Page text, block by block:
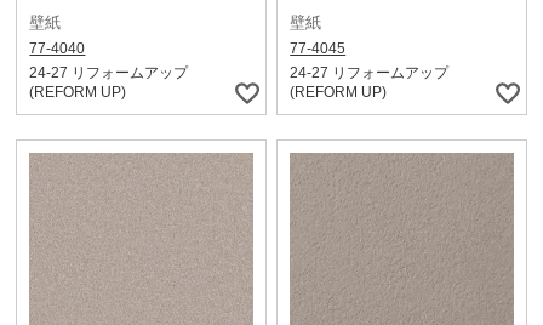
壁紙
77-4040
24-27 リフォームアップ
(REFORM UP)
壁紙
77-4045
24-27 リフォームアップ
(REFORM UP)